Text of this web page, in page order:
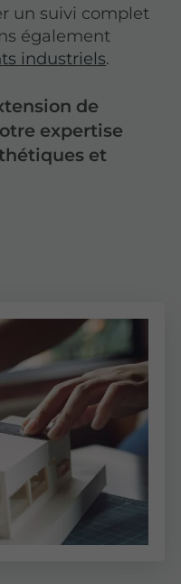
un suivi complet
également
industriels.
de
expertise
et